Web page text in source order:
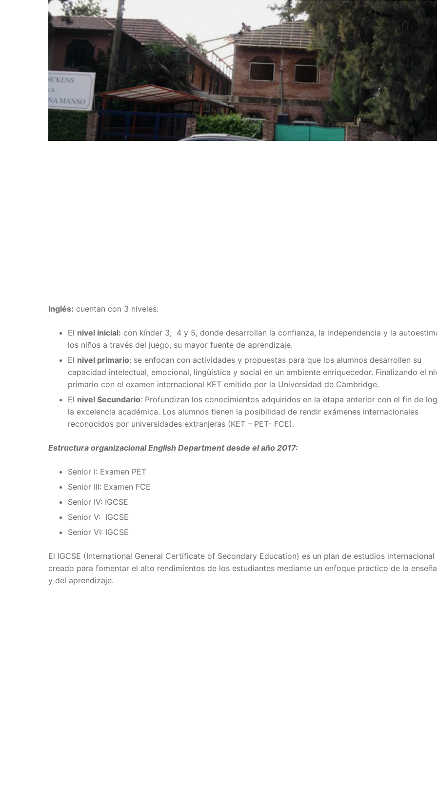
Inglés: cuentan con 3 niveles:
El nivel inicial: con kínder 3, 4 y 5, donde desarrollan la confianza, la independencia y la
los niños a través del juego, su mayor fuente de aprendizaje.
El nivel primario: se enfocan con actividades y propuestas para que los alumnos desarrollen su
capacidad intelectual, emocional, lingüística y social en un ambiente enriquecedor. Finalizando el
primario con el examen internacional KET emitido por la Universidad de Cambridge.
El nivel Secundario: Profundizan los conocimientos adquiridos en la etapa anterior con el fin de
la excelencia académica. Los alumnos tienen la posibilidad de rendir exámenes internacionales
reconocidos por universidades extranjeras (KET – PET- FCE).
Estructura organizacional English Department desde el año 2017:
Senior I: Examen PET
Senior III: Examen FCE
Senior IV: IGCSE
Senior V: IGCSE
Senior VI: IGCSE
El IGCSE (International General Certificate of Secondary Education) es un plan de estudios internacional
creado para fomentar el alto rendimientos de los estudiantes mediante un enfoque práctico de la
y del aprendizaje.